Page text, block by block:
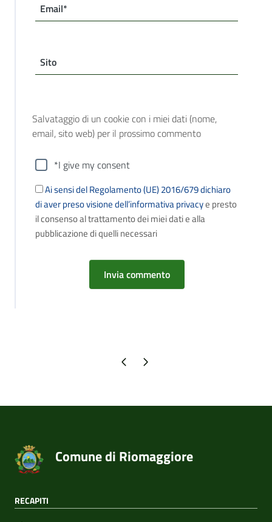
Email*
Sito
Salvataggio di un cookie con i miei dati (nome,
email, sito web) per il prossimo commento
*I give my consent
Ai sensi del Regolamento (UE) 2016/679 dichiaro
di aver preso visione dell’informativa privacye presto
il consenso al trattamento dei miei dati e alla
pubblicazione di quelli necessari
Pagina precedente
Pagina successiva
Comune di Riomaggiore
RECAPITI